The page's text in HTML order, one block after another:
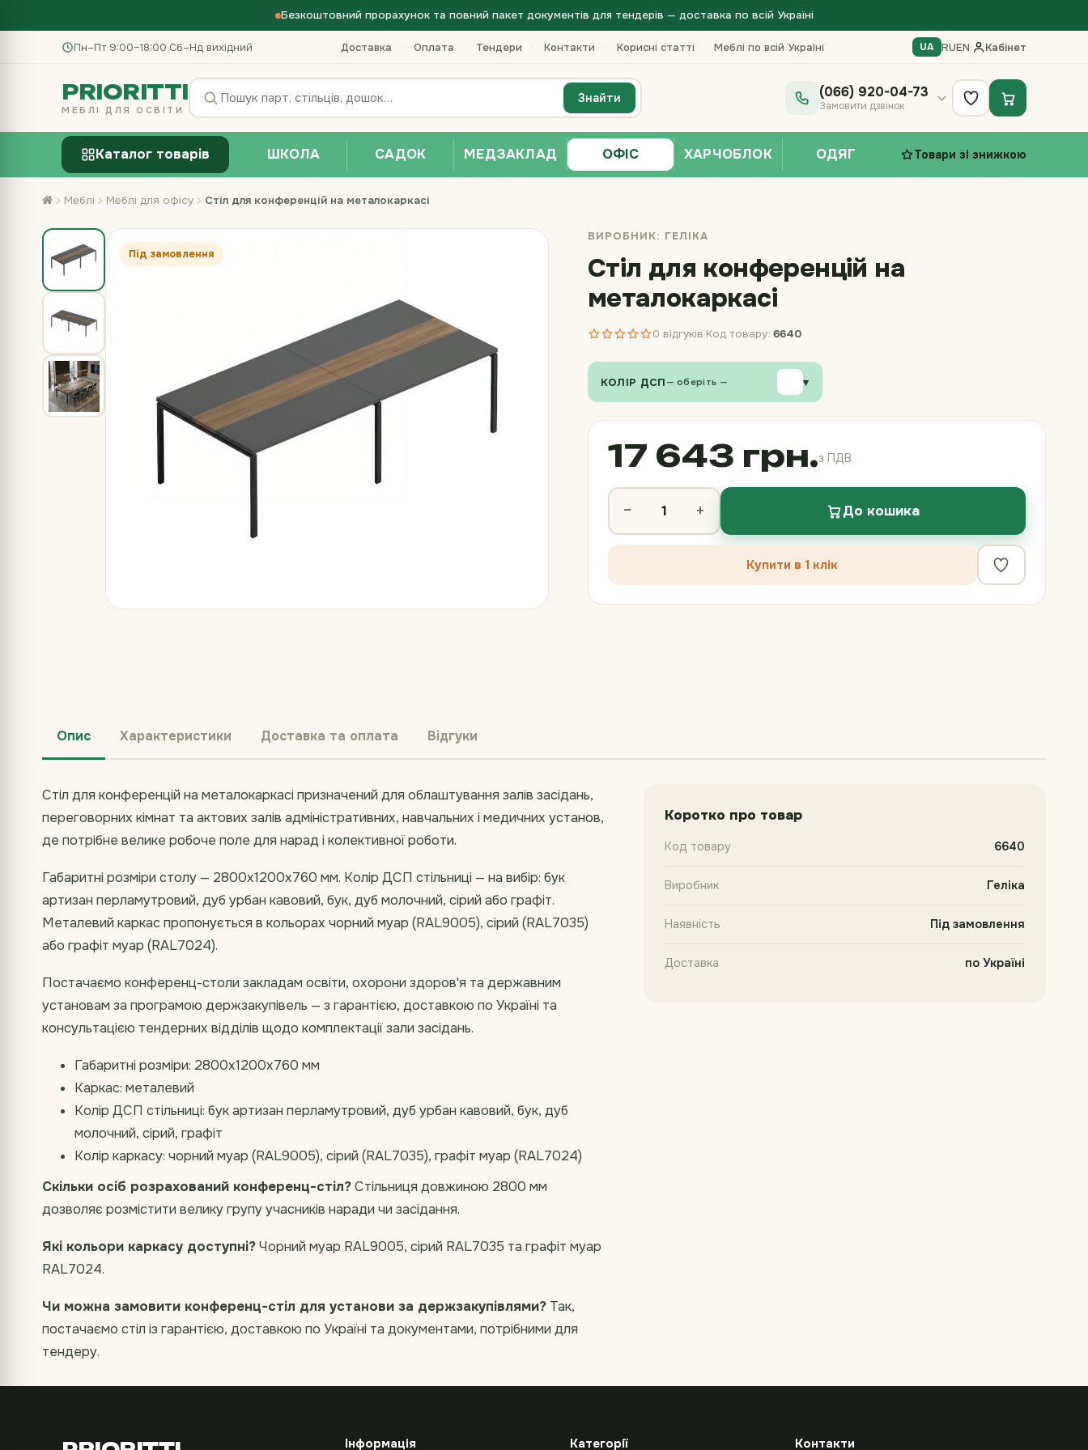
Безкоштовний прорахунок та повний пакет документів для тендерів — доставка по всій Україні
Пн–Пт 9:00–18:00·Сб–Нд вихідний Доставка · Оплата · Тендери · Контакти · Корисні статті Меблі по всій Україні UA RUEN Кабінет
PRIORITTI
МЕБЛІ ДЛЯ ОСВІТИ
Знайти (066) 920-04-73
Замовити дзвінок
Каталог товарів ШКОЛА САДОК МЕДЗАКЛАД ОФІС ХАРЧОБЛОК ОДЯГ Товари зі знижкою
Меблі Меблі для офісу Стіл для конференцій на металокаркасі
Під замовлення
ВИРОБНИК: ГЕЛІКА
Стіл для конференцій на
металокаркасі
0 відгуків Код товару: 6640
КОЛІР ДСП — оберіть — ▾
17 643 грн.з ПДВ
− + До кошика
Купити в 1 клік
Опис Характеристики Доставка та оплата Відгуки
Стіл для конференцій на металокаркасі призначений для облаштування залів засідань,
переговорних кімнат та актових залів адміністративних, навчальних і медичних установ,
де потрібне велике робоче поле для нарад і колективної роботи.
Габаритні розміри столу — 2800х1200х760 мм. Колір ДСП стільниці — на вибір: бук
артизан перламутровий, дуб урбан кавовий, бук, дуб молочний, сірий або графіт.
Металевий каркас пропонується в кольорах чорний муар (RAL9005), сірий (RAL7035)
або графіт муар (RAL7024).
Постачаємо конференц-столи закладам освіти, охорони здоров'я та державним
установам за програмою держзакупівель — з гарантією, доставкою по Україні та
консультацією тендерних відділів щодо комплектації зали засідань.
Габаритні розміри: 2800х1200х760 мм
Каркас: металевий
Колір ДСП стільниці: бук артизан перламутровий, дуб урбан кавовий, бук, дуб
молочний, сірий, графіт
Колір каркасу: чорний муар (RAL9005), сірий (RAL7035), графіт муар (RAL7024)
Скільки осіб розрахований конференц-стіл?Стільниця довжиною 2800 мм
дозволяє розмістити велику групу учасників наради чи засідання.
Які кольори каркасу доступні?Чорний муар RAL9005, сірий RAL7035 та графіт муар
RAL7024.
Чи можна замовити конференц-стіл для установи за держзакупівлями? Так,
постачаємо стіл із гарантією, доставкою по Україні та документами, потрібними для
тендеру.
Коротко про товар
Код товару 6640
Виробник Геліка
Наявність Під замовлення
Доставка по Україні
Інформація Категорії Контакти